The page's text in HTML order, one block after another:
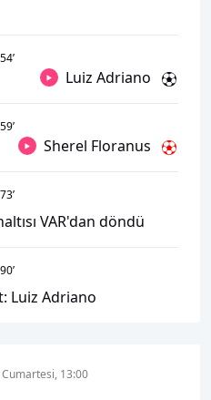
54’
Luiz Adriano
59’
Sherel Floranus
73’
VAR'dan döndü
90’
Luiz Adriano
13:00